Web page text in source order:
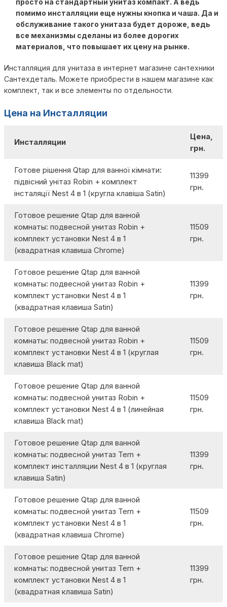
просто на стандартный унитаз компакт. А ведь
помимо инсталляции еще нужны кнопка и чаша. Да и
обслуживание такого унитаза будет дороже, ведь
все механизмы сделаны из более дорогих
материалов, что повышает их цену на рынке.
Инсталляция для унитаза в интернет магазине сантехники
Сантехдеталь. Можете приобрести в нашем магазине как
комплект, так и все элементы по отдельности.
Цена на Инсталляции
Инсталляции
Цена,
грн.
Готове рішення Qtap для ванної кімнати:
підвісний унітаз Robin + комплект
інсталяції Nest 4 в 1 (кругла клавіша Satin)
11399
грн.
Готовое решение Qtap для ванной
комнаты: подвесной унитаз Robin +
комплект установки Nest 4 в 1
(квадратная клавиша Chrome)
11509
грн.
Готовое решение Qtap для ванной
комнаты: подвесной унитаз Robin +
комплект установки Nest 4 в 1
(квадратная клавиша Satin)
11399
грн.
Готовое решение Qtap для ванной
комнаты: подвесной унитаз Robin +
комплект установки Nest 4 в 1 (круглая
клавиша Black mat)
11509
грн.
Готовое решение Qtap для ванной
комнаты: подвесной унитаз Robin +
комплект установки Nest 4 в 1 (линейная
клавиша Black mat)
11509
грн.
Готовое решение Qtap для ванной
комнаты: подвесной унитаз Tern +
комплект инсталляции Nest 4 в 1 (круглая
клавиша Satin)
11399
грн.
Готовое решение Qtap для ванной
комнаты: подвесной унитаз Tern +
комплект установки Nest 4 в 1
(квадратная клавиша Chrome)
11509
грн.
Готовое решение Qtap для ванной
комнаты: подвесной унитаз Tern +
комплект установки Nest 4 в 1
(квадратная клавиша Satin)
11399
грн.